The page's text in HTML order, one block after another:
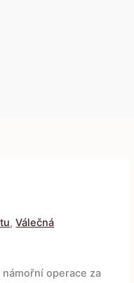
,Válečná
operace za